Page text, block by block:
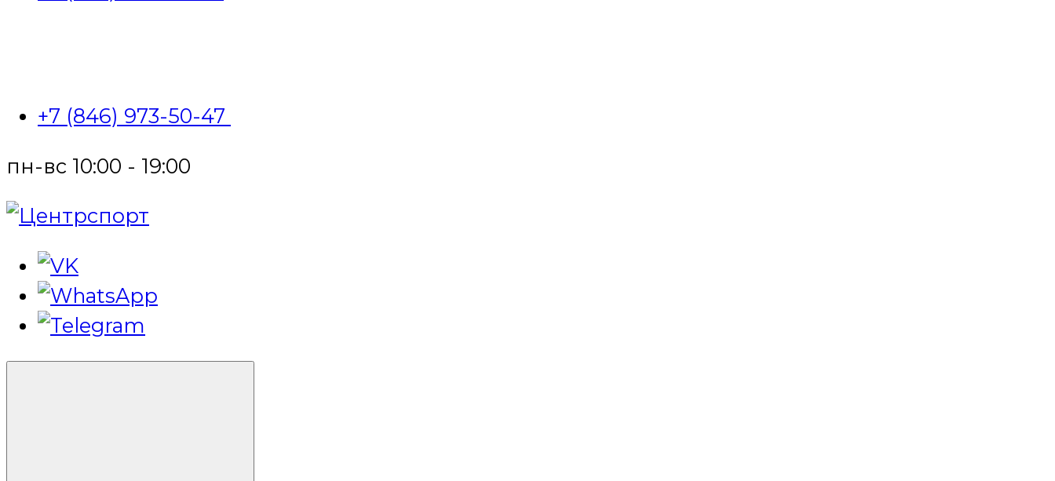
+7 (846) 973-50-47
пн-вс 10:00 - 19:00